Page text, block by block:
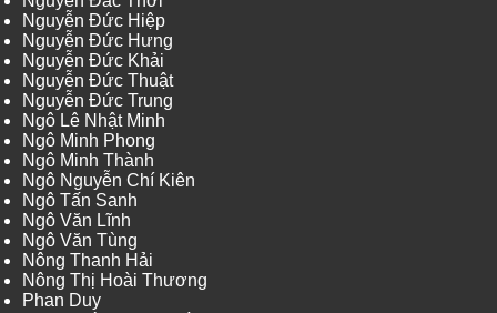
Nguyễn Đức Hiệp
Nguyễn Đức Hưng
Nguyễn Đức Khải
Nguyễn Đức Thuật
Nguyễn Đức Trung
Ngô Lê Nhật Minh
Ngô Minh Phong
Ngô Minh Thành
Ngô Nguyễn Chí Kiên
Ngô Tấn Sanh
Ngô Văn Lĩnh
Ngô Văn Tùng
Nông Thanh Hải
Nông Thị Hoài Thương
Phan Duy